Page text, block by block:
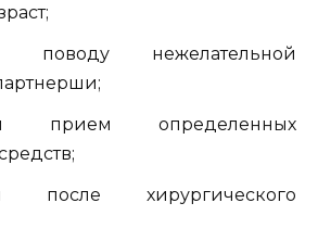
нежелательной
прием определенных
после хирургического